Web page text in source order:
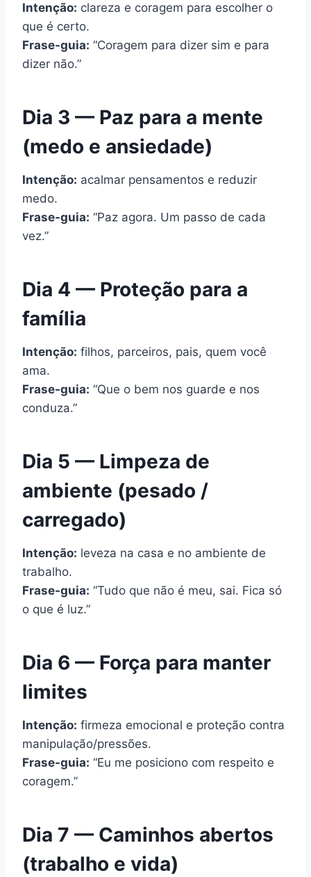
Intenção: clareza e coragem para escolher o
que é certo.
Frase-guia: “Coragem para dizer sim e para
dizer não.”
Dia 3 — Paz para a mente
(medo e ansiedade)
Intenção: acalmar pensamentos e reduzir
medo.
Frase-guia: “Paz agora. Um passo de cada
vez.”
Dia 4 — Proteção para a
família
Intenção: filhos, parceiros, pais, quem você
ama.
Frase-guia: “Que o bem nos guarde e nos
conduza.”
Dia 5 — Limpeza de
ambiente (pesado /
carregado)
Intenção: leveza na casa e no ambiente de
trabalho.
Frase-guia: “Tudo que não é meu, sai. Fica só
o que é luz.”
Dia 6 — Força para manter
limites
Intenção: firmeza emocional e proteção contra
manipulação/pressões.
Frase-guia: “Eu me posiciono com respeito e
coragem.”
Dia 7 — Caminhos abertos
(trabalho e vida)